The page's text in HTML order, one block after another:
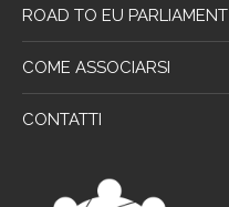
ROAD TO EU PARLIAMENT
COME ASSOCIARSI
CONTATTI